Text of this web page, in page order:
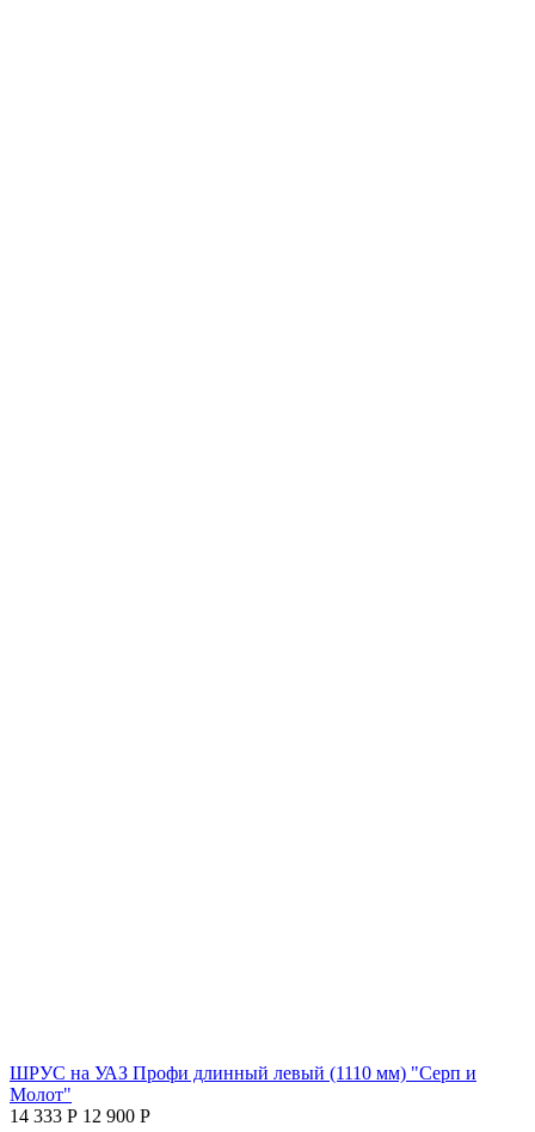
ШРУС на УАЗ Профи длинный левый (1110 мм) "Серп и
Молот"
14 333 Р 12 900 Р